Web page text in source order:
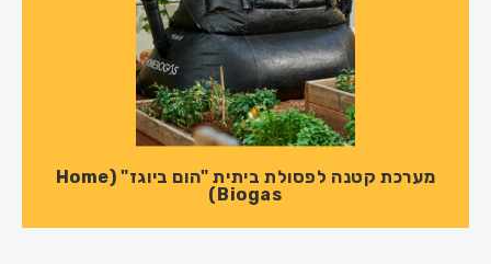
מערכת קטנה לפסולת ביתית "הום ביוגז" (Home
Biogas)